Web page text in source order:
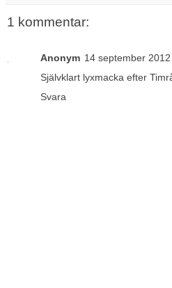
1 kommentar:
Anonym 14 september
Självklart lyxmacka efter
Svara